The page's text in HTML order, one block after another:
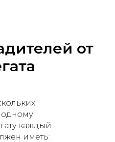
от
одному
каждый
иметь: